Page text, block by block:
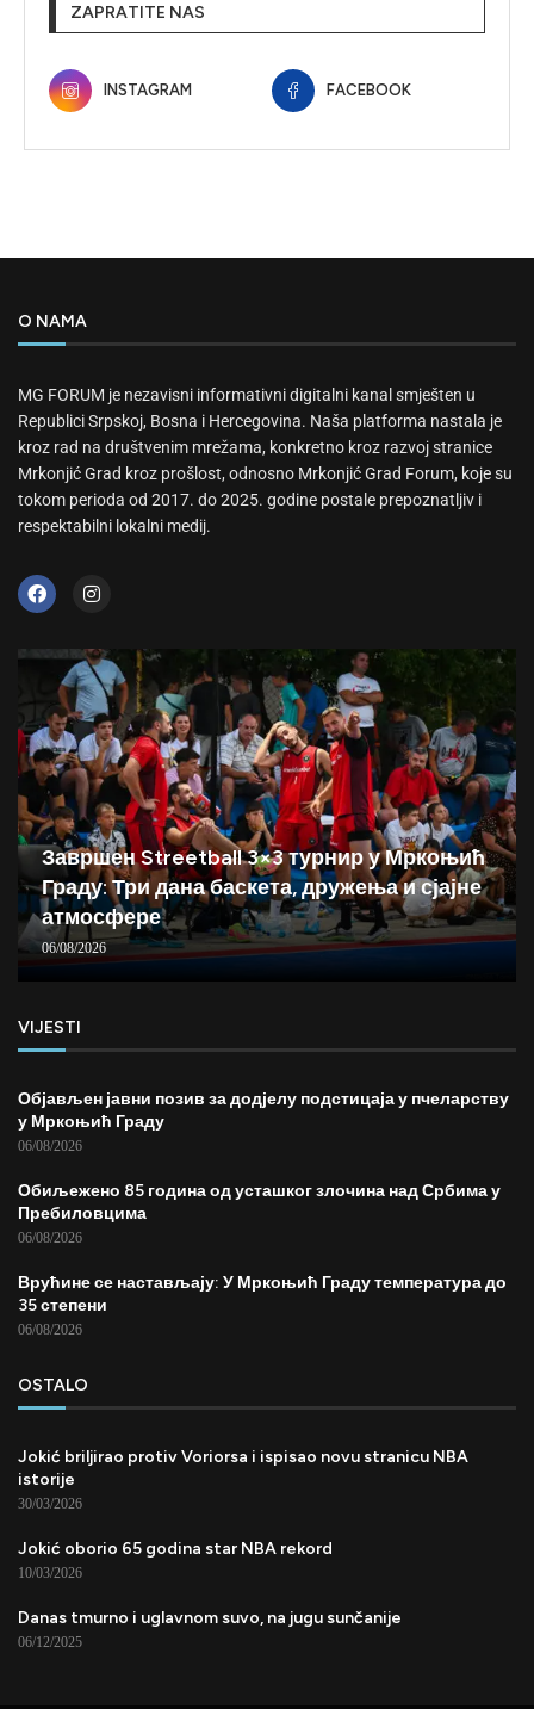
ZAPRATITE NAS
INSTAGRAM FACEBOOK
O NAMA
MG FORUM je nezavisni informativni digitalni kanal smješten u
Republici Srpskoj, Bosna i Hercegovina. Naša platforma nastala je
kroz rad na društvenim mrežama, konkretno kroz razvoj stranice
Mrkonjić Grad kroz prošlost, odnosno Mrkonjić Grad Forum, koje su
tokom perioda od 2017. do 2025. godine postale prepoznatljiv i
respektabilni lokalni medij.
Завршен Streetball 3×3 турнир у Мркоњић
Граду: Три дана баскета, дружења и сјајне
атмосфере
06/08/2026
VIJESTI
Објављен јавни позив за додјелу подстицаја у пчеларству
у Мркоњић Граду
06/08/2026
Обиљежено 85 година од усташког злочина над Србима у
Пребиловцима
06/08/2026
Врућине се настављају: У Мркоњић Граду температура до
35 степени
06/08/2026
OSTALO
Jokić briljirao protiv Voriorsa i ispisao novu stranicu NBA
istorije
30/03/2026
Jokić oborio 65 godina star NBA rekord
10/03/2026
Danas tmurno i uglavnom suvo, na jugu sunčanije
06/12/2025